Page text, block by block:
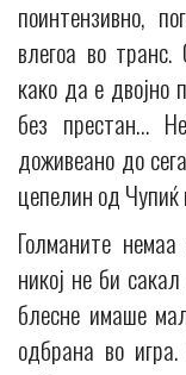
поинтензивно,
влегоа во
како да е двојно
без престан…
доживеано до
цепелин од
Голманите
никој не би
блесне имаше
одбрана во